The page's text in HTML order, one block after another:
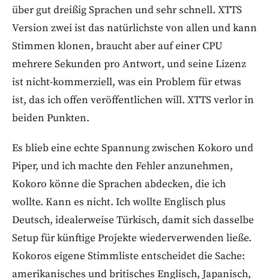
über gut dreißig Sprachen und sehr schnell. XTTS
Version zwei ist das natürlichste von allen und kann
Stimmen klonen, braucht aber auf einer CPU
mehrere Sekunden pro Antwort, und seine Lizenz
ist nicht-kommerziell, was ein Problem für etwas
ist, das ich offen veröffentlichen will. XTTS verlor in
beiden Punkten.
Es blieb eine echte Spannung zwischen Kokoro und
Piper, und ich machte den Fehler anzunehmen,
Kokoro könne die Sprachen abdecken, die ich
wollte. Kann es nicht. Ich wollte Englisch plus
Deutsch, idealerweise Türkisch, damit sich dasselbe
Setup für künftige Projekte wiederverwenden ließe.
Kokoros eigene Stimmliste entscheidet die Sache:
amerikanisches und britisches Englisch, Japanisch,